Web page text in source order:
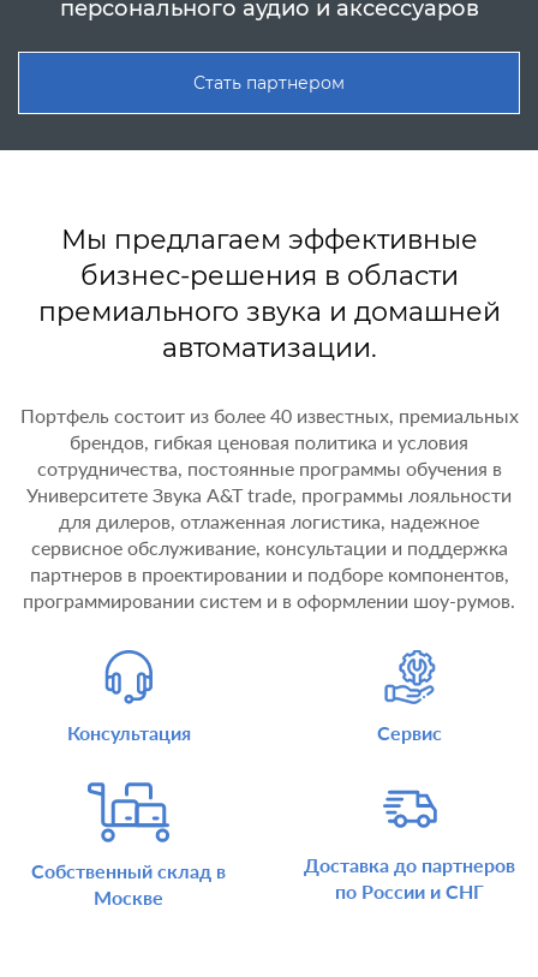
персонального аудио и аксессуаров
Стать партнером
Мы предлагаем эффективные
бизнес-решения в области
премиального звука и домашней
автоматизации.
Портфель состоит из более 40 известных, премиальных
брендов, гибкая ценовая политика и условия
сотрудничества, постоянные программы обучения в
Университете Звука A&T trade, программы лояльности
для дилеров, отлаженная логистика, надежное
сервисное обслуживание, консультации и поддержка
партнеров в проектировании и подборе компонентов,
программировании систем и в оформлении шоу-румов.
Консультация Сервис
Собственный склад в
Москве
Доставка до партнеров
по России и СНГ